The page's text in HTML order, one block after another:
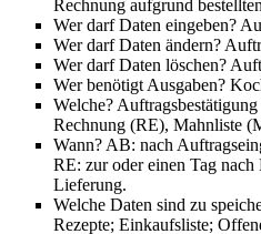
Rechnung aufgrund
Wer darf Daten eingeben?
Wer darf Daten ändern?
Wer darf Daten löschen?
Wer benötigt Ausgaben?
Welche?
Rechnung (RE), Mahnliste
Wann? AB: nach
RE: zur oder einen Tag
Lieferung.
Welche Daten sind zu
Rezepte; Einkaufsliste;